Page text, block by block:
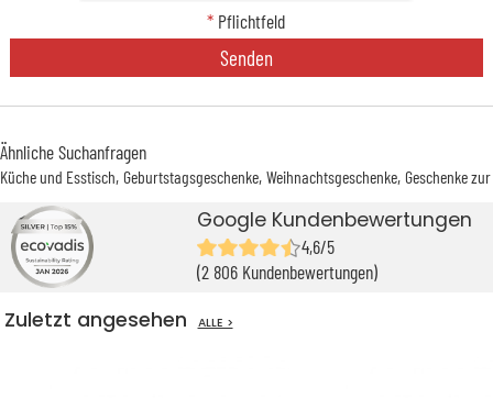
* Pflichtfeld
Senden
Ähnliche Suchanfragen
Küche und Esstisch Geburtstagsgeschenke Weihnachtsgeschenke Geschenke
Google Kundenbewertungen
4,6/5
(2 806 Kundenbewertungen)
Zuletzt angesehen ALLE >